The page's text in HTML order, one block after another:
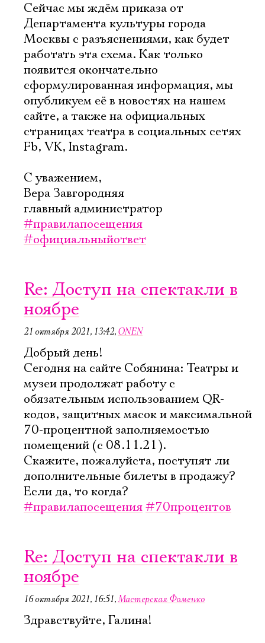
Сейчас мы ждём приказа от
Департамента культуры города
Москвы с разъяснениями, как будет
работать эта схема. Как только
появится окончательно
сформулированная информация, мы
опубликуем её в новостях на нашем
сайте, а также на официальных
страницах театра в социальных сетях
Fb, VK, Instagram.
С уважением,
Вера Завгородняя
главный администратор
#правилапосещения
#официальныйответ
Re: Доступ на спектакли в
ноябре
21 октября 2021, 13:42, ONEN
Добрый день!
Сегодня на сайте Собянина: Театры и
музеи продолжат работу с
обязательным использованием QR-
кодов, защитных масок и максимальной
70-процентной заполняемостью
помещений (с 08.11.21).
Скажите, пожалуйста, поступят ли
дополнительные билеты в продажу?
Если да, то когда?
#правилапосещения#70процентов
Re: Доступ на спектакли в
ноябре
16 октября 2021, 16:51,Мастерская Фоменко
Здравствуйте, Галина!